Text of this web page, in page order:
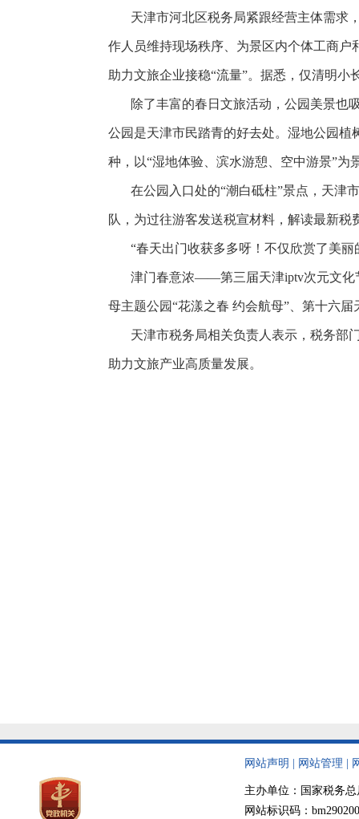
天津市河北区税务局紧跟经营主体需求，
作人员维持现场秩序、为景区内个体工商
助力文旅企业接稳“流量”。据悉，仅清明
除了丰富的春日文旅活动，公园美景也吸
公园是天津市民踏青的好去处。湿地公园植
种，以“湿地体验、滨水游憩、空中游景”为
在公园入口处的“潮白砥柱”景点，天津市
队，为过往游客发送税宣材料，解读最新
“春天出门收获多多呀！不仅欣赏了美丽
津门春意浓——第三届天津iptv次元文化节
母主题公园“花漾之春 约会航母”、第十六
天津市税务局相关负责人表示，税务部门
助力文旅产业高质量发展。
网站声明 网站管理
主办单位：国家税务总
网站标识码：